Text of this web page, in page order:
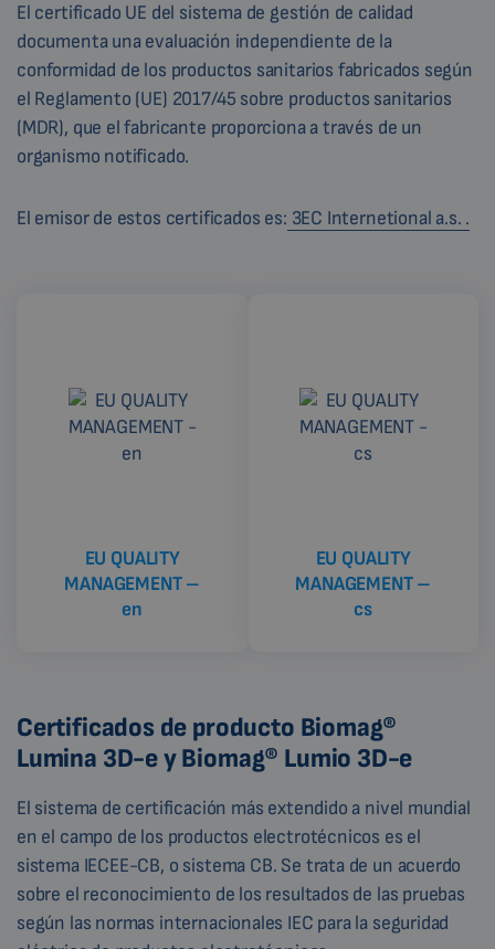
El certificado UE del sistema de gestión de calidad
documenta una evaluación independiente de la
conformidad de los productos sanitarios fabricados según
el Reglamento (UE) 2017/45 sobre productos sanitarios
(MDR), que el fabricante proporciona a través de un
organismo notificado.
El emisor de estos certificados es: 3EC Internetional a.s. .
EU QUALITY
MANAGEMENT –
en
EU QUALITY
MANAGEMENT –
cs
Certificados de producto Biomag®
Lumina 3D-e y Biomag® Lumio 3D-e
El sistema de certificación más extendido a nivel mundial
en el campo de los productos electrotécnicos es el
sistema IECEE-CB, o sistema CB. Se trata de un acuerdo
sobre el reconocimiento de los resultados de las pruebas
según las normas internacionales IEC para la seguridad